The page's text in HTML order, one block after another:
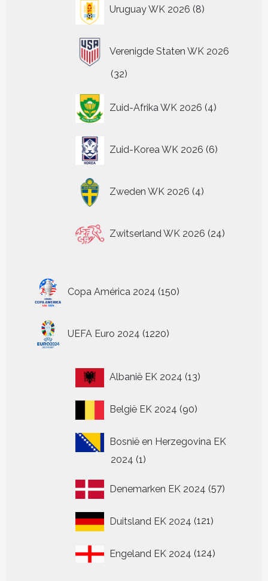
Uruguay WK 2026 8
producten
Verenigde Staten WK 2026
3232
Zuid-Afrika WK 2026 4
producten
Zuid-Korea WK 2026 6
producten
Zweden WK 2026 4
producten
Zwitserland WK 2026 24
producten
Copa América 2024 150
producten
UEFA Euro 2024 1220
producten
Albanië EK 2024 1313
België EK 2024 9090
Bosnië en Herzegovina EK
2024 11
Denemarken EK 2024 5757
Duitsland EK 2024 121121
Engeland EK 2024 124124